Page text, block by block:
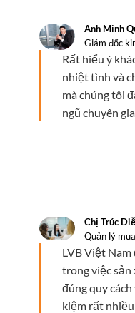
Anh Minh
Giám đốc
Rất hiểu ý
nhiệt tình và
mà chúng tôi
ngũ chuyên
Chị Trúc
Quản lý
LVB Việt
trong việc sản
đúng quy
kiệm rất